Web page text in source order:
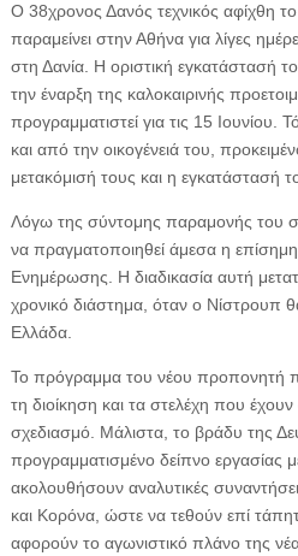
Ο 38χρονος Δανός τεχνικός αφίχθη
παραμείνει στην Αθήνα για λίγες
στη Δανία. Η οριστική εγκατάστασή
την έναρξη της καλοκαιρινής
προγραμματιστεί για τις 15 Ιουνίου.
και από την οικογένειά του,
μετακόμισή τους και η εγκατάστασή
Λόγω της σύντομης παραμονής του
να πραγματοποιηθεί άμεσα η
Ενημέρωσης. Η διαδικασία αυτή
χρονικό διάστημα, όταν ο Νίστρουπ
Ελλάδα.
Το πρόγραμμα του νέου προπονητή
τη διοίκηση και τα στελέχη που
σχεδιασμό. Μάλιστα, το βράδυ της
προγραμματισμένο δείπνο εργασίας
ακολουθήσουν αναλυτικές
και Κορόνα, ώστε να τεθούν επί
αφορούν το αγωνιστικό πλάνο της